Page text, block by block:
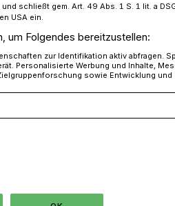
ist wieder in
Gelände der
die Anlage an
und
schließt gem. Art. 49 Abs. 1 S. 1 lit. a
USA ein.
um Folgendes bereitzustellen:
zur Identifikation aktiv abfragen.
Personalisierte Werbung und Inhalte,
sowie Entwicklung und